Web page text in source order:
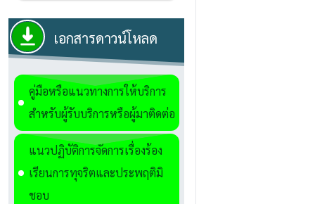
เอกสารดาวน์โหลด
คู่มือหรือแนวทางการให้บริการ
สำหรับผู้รับบริการหรือผู้มาติดต่อ
แนวปฏิบัติการจัดการเรื่องร้อง
เรียนการทุจริตและประพฤติมิ
ชอบ